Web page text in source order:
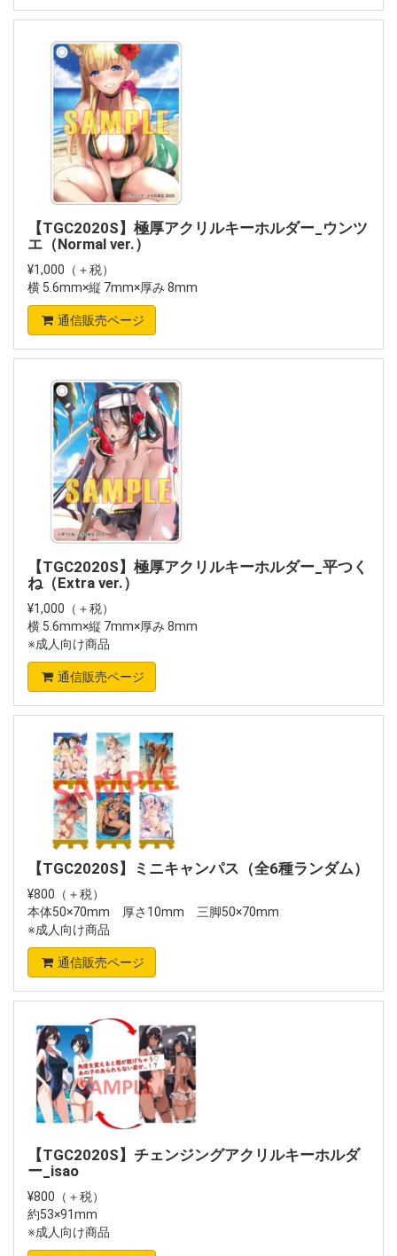
【TGC2020S】極厚アクリルキーホルダー_ウンツ
エ（Normal ver.）
¥1,000（＋税）
横 5.6mm×縦 7mm×厚み 8mm
通信販売ページ
【TGC2020S】極厚アクリルキーホルダー_平つく
ね（Extra ver.）
¥1,000（＋税）
横 5.6mm×縦 7mm×厚み 8mm
※成人向け商品
通信販売ページ
【TGC2020S】ミニキャンパス（全6種ランダム）
¥800（＋税）
本体50×70mm 厚さ10mm 三脚50×70mm
※成人向け商品
通信販売ページ
【TGC2020S】チェンジングアクリルキーホルダ
ー_isao
¥800（＋税）
約53×91mm
※成人向け商品